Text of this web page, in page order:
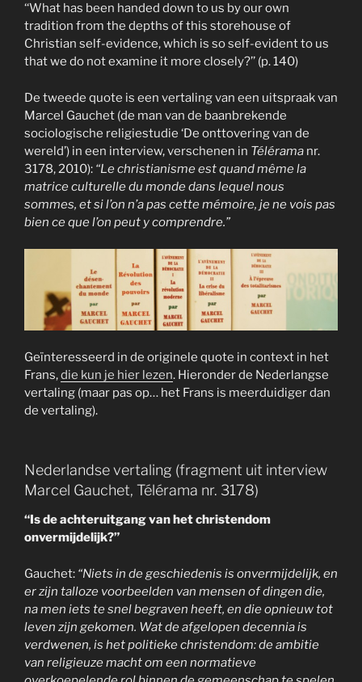
‘‘What has been handed down to us by our own
tradition from the depths of this storehouse of
Christian self-evidence, which is so self-evident to us
that we do not examine it more closely?’’ (p. 140)
De tweede quote is een vertaling van een uitspraak van
Marcel Gauchet (de man van de baanbrekende
sociologische religiestudie ‘De onttovering van de
wereld’) in een interview, verschenen in Télérama nr.
3178, 2010): “Le christianisme est quand même la
matrice culturelle du monde dans lequel nous
sommes, et si l’on n’a pas cette mémoire, je ne vois pas
bien ce que l’on peut y comprendre.”
Geïnteresseerd in de originele quote in context in het
Frans,die kun je hier lezen. Hieronder de Nederlangse
vertaling (maar pas op… het Frans is meerduidiger dan
de vertaling).
Nederlandse vertaling (fragment uit interview
Marcel Gauchet, Télérama nr. 3178)
“Is de achteruitgang van het christendom
onvermijdelijk?”
Gauchet: “Niets in de geschiedenis is onvermijdelijk, en
er zijn talloze voorbeelden van mensen of dingen die,
na men iets te snel begraven heeft, en die opnieuw tot
leven zijn gekomen. Wat de afgelopen decennia is
verdwenen, is het politieke christendom: de ambitie
van religieuze macht om een normatieve